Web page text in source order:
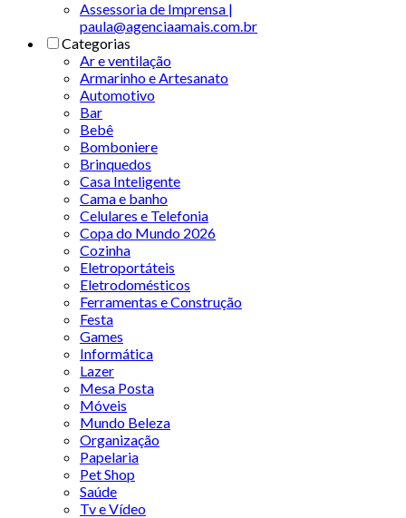
Assessoria de Imprensa |
paula@agenciaamais.com.br
Categorias
Ar e ventilação
Armarinho e Artesanato
Automotivo
Bar
Bebê
Bomboniere
Brinquedos
Casa Inteligente
Cama e banho
Celulares e Telefonia
Copa do Mundo 2026
Cozinha
Eletroportáteis
Eletrodomésticos
Ferramentas e Construção
Festa
Games
Informática
Lazer
Mesa Posta
Móveis
Mundo Beleza
Organização
Papelaria
Pet Shop
Saúde
Tv e Vídeo